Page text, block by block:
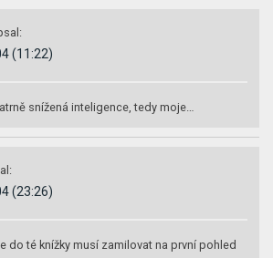
(11:22)
snížená inteligence, tedy moje…
(23:26)
do té knížky musí zamilovat na první pohled